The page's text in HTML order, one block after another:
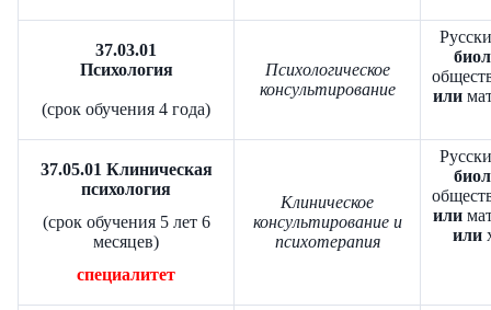
37.03.01
Психология
(срок обучения 4 года)
Психологическое
консультирование
или
37.05.01 Клиническая
психология
(срок обучения 5 лет 6
месяцев)
специалитет
Клиническое
консультирование и
психотерапия
или
или